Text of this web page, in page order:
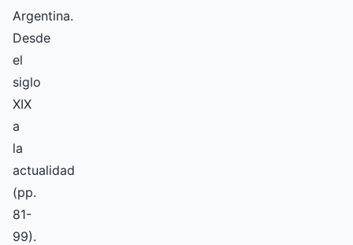
Argentina.
Desde
el
siglo
XIX
a
la
actualidad
(pp.
81-
99).